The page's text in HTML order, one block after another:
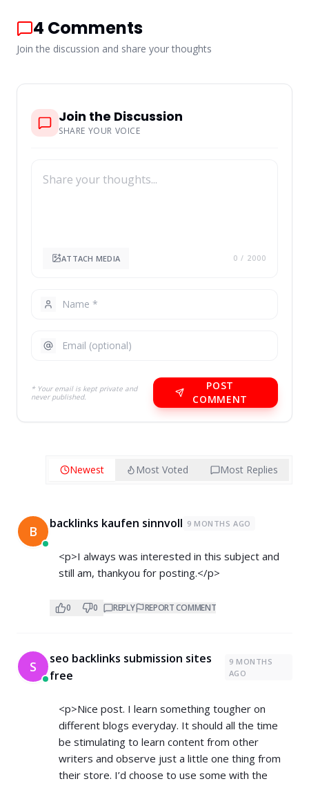
4 Comments
Join the discussion and share your thoughts
Join the Discussion
SHARE YOUR VOICE
ATTACH MEDIA 0 / 2000
* Your email is kept private and
never published.
POST
COMMENT
Newest Most Voted Most Replies
B backlinks kaufen sinnvoll 9 MONTHS AGO
<p>I always was interested in this subject and
still am, thankyou for posting.</p>
0 0 REPLY REPORT COMMENT
S
seo backlinks submission sites
free
9 MONTHS
AGO
<p>Nice post. I learn something tougher on
different blogs everyday. It should all the time
be stimulating to learn content from other
writers and observe just a little one thing from
their store. I’d choose to use some with the